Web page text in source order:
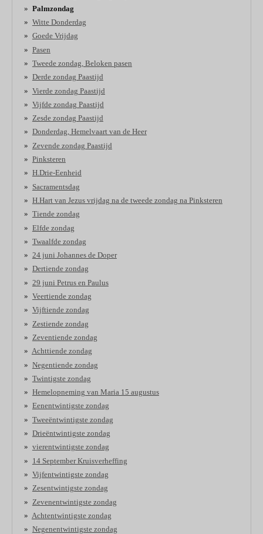
Palmzondag
Witte Donderdag
Goede Vrijdag
Pasen
Tweede zondag, Beloken pasen
Derde zondag Paastijd
Vierde zondag Paastijd
Vijfde zondag Paastijd
Zesde zondag Paastijd
Donderdag, Hemelvaart van de Heer
Zevende zondag Paastijd
Pinksteren
H.Drie-Eenheid
Sacramentsdag
H.Hart van Jezus vrijdag na de tweede zondag na Pinksteren
Tiende zondag
Elfde zondag
Twaalfde zondag
24 juni Johannes de Doper
Dertiende zondag
29 juni Petrus en Paulus
Veertiende zondag
Vijftiende zondag
Zestiende zondag
Zeventiende zondag
Achttiende zondag
Negentiende zondag
Twintigste zondag
Hemelopneming van Maria 15 augustus
Eenentwintigste zondag
Tweeëntwintigste zondag
Drieëntwintigste zondag
vierentwintigste zondag
14 September Kruisverheffing
Vijfentwintigste zondag
Zesentwintigste zondag
Zevenentwintigste zondag
Achtentwintigste zondag
Negenentwintigste zondag